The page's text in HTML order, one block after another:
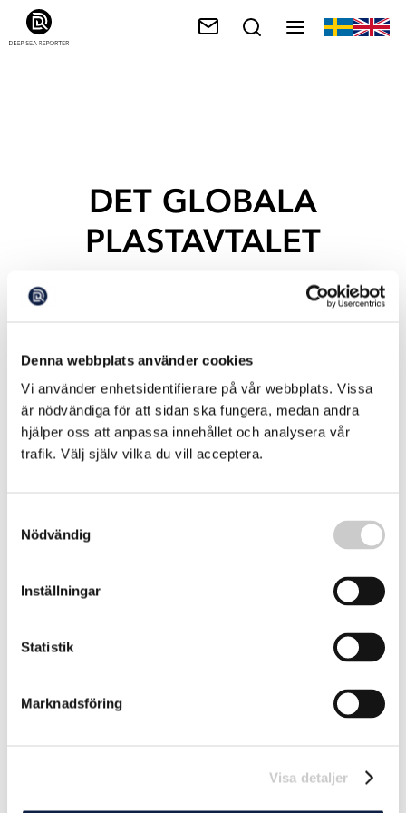
Denna webbplats använder cookies
Vi använder enhetsidentifierare på vår webbplats. Vissa
är nödvändiga för att sidan ska fungera, medan andra
hjälper oss att anpassa innehållet och analysera vår
trafik. Välj själv vilka du vill acceptera.
Nödvändig
Inställningar
Statistik
Marknadsföring
Visa detaljer
DET GLOBALA
PLASTAVTALET
Det blir inget avtal om världens produktion, återvinning
2025-08-15